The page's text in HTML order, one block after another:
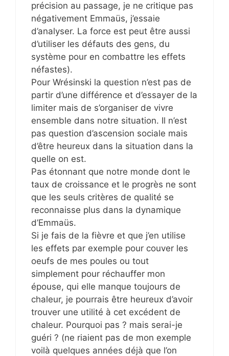
précision au passage, je ne critique pas
négativement Emmaüs, j’essaie
d’analyser. La force est peut être aussi
d’utiliser les défauts des gens, du
système pour en combattre les effets
néfastes).
Pour Wrésinski la question n’est pas de
partir d’une différence et d’essayer de la
limiter mais de s’organiser de vivre
ensemble dans notre situation. Il n’est
pas question d’ascension sociale mais
d’être heureux dans la situation dans la
quelle on est.
Pas étonnant que notre monde dont le
taux de croissance et le progrès ne sont
que les seuls critères de qualité se
reconnaisse plus dans la dynamique
d’Emmaüs.
Si je fais de la fièvre et que j’en utilise
les effets par exemple pour couver les
oeufs de mes poules ou tout
simplement pour réchauffer mon
épouse, qui elle manque toujours de
chaleur, je pourrais être heureux d’avoir
trouver une utilité à cet excédent de
chaleur. Pourquoi pas ? mais serai-je
guéri ? (ne riaient pas de mon exemple
voilà quelques années déjà que l’on